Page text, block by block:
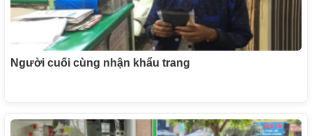
Người cuối cùng nhận khẩu trang